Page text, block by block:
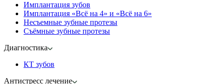
Имплантация зубов
Имплантация «‎Всё на 4» и «‎Всё на 6»
Несъемные зубные протезы
Съёмные зубные протезы
Диагностика
КТ зубов
Антистресс лечение